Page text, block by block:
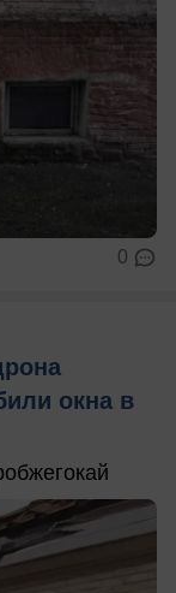
0
окна в